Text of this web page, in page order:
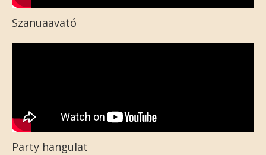
Szanuaavató
Party hangulat